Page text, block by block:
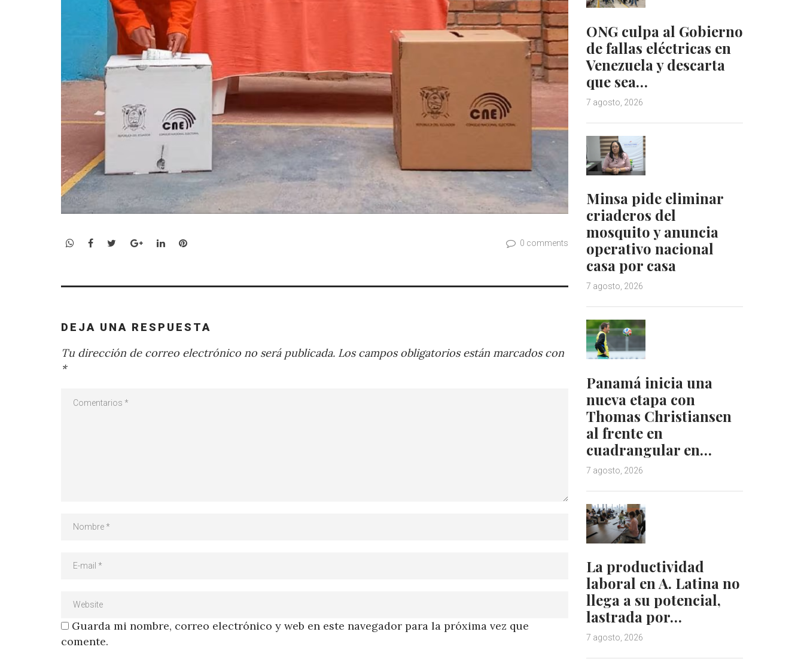
WhatsApp
Facebook
TwitterGoogle+LinkedInPinterest 0 comments
DEJA UNA RESPUESTA
Tu dirección de correo electrónico no será publicada. Los campos obligatorios están marcados con
*
Guarda mi nombre, correo electrónico y web en este navegador para la próxima vez que
comente.
ONG culpa al Gobierno
de fallas eléctricas en
Venezuela y descarta
que sea…
7 agosto, 2026
Minsa pide eliminar
criaderos del
mosquito y anuncia
operativo nacional
casa por casa
7 agosto, 2026
Panamá inicia una
nueva etapa con
Thomas Christiansen
al frente en
cuadrangular en…
7 agosto, 2026
La productividad
laboral en A. Latina no
llega a su potencial,
lastrada por…
7 agosto, 2026